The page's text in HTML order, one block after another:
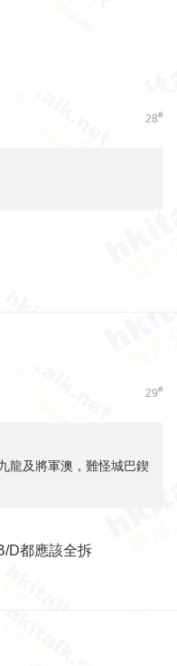
28#
29#
龍及將軍澳，難怪城巴鍥
D都應該全拆